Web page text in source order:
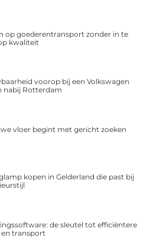
op goederentransport zonder in te
kwaliteit
voorop bij een Volkswagen
nabij Rotterdam
vloer begint met gericht zoeken
kopen in Gelderland die past bij
de sleutel tot efficiëntere
transport